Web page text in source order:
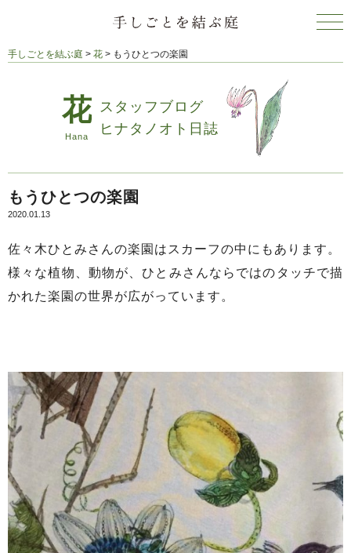
手しごとを結ぶ庭 > 花 > もうひとつの楽園
スタッフブログ
ヒナタノオト日誌
もうひとつの楽園
2020.01.13
佐々木ひとみさんの楽園はスカーフの中にもあります。
様々な植物、動物が、ひとみさんならではのタッチで描
かれた楽園の世界が広がっています。